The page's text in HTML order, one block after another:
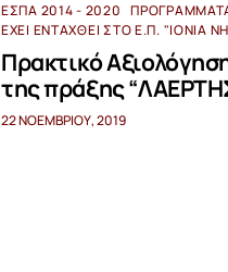
ΕΣΠΑ 2014 - 2020
ΈΧΕΙ ΕΝΤΑΧΘΕΊ ΣΤΟ Ε.Π. "ΙΌΝΙΑ
Πρακτικό
της πράξης
22 ΝΟΕΜΒΡΊΟΥ, 2019